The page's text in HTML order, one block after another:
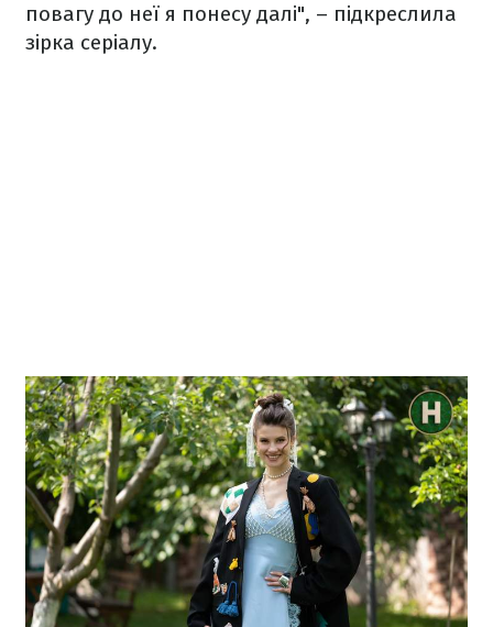
повагу до неї я понесу далі", – підкреслила
зірка серіалу.